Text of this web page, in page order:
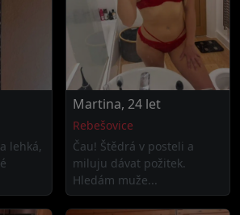
lehká,
Martina, 24 let
Rebešovice
Čau! Štědrá v posteli a
miluju dávat požitek.
Hledám muže...